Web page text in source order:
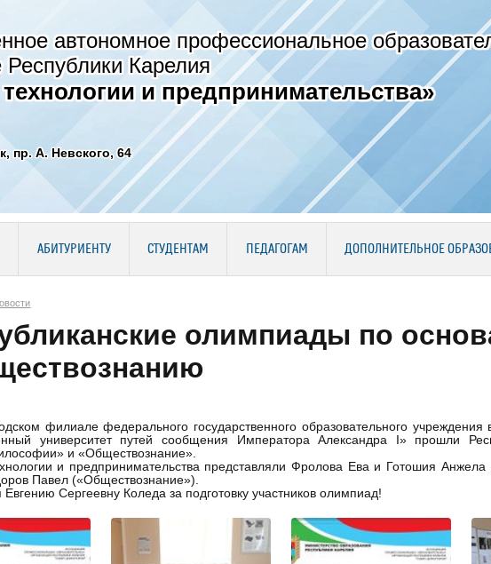
автономное профессиональное
Карелия
и предпринимательства»
пр. А. Невского, 64
АБИТУРИЕНТУ СТУДЕНТАМ ПЕДАГОГАМ ДОПОЛНИТЕЛЬНОЕ
олимпиады по
филиале федерального государственного образовательного учреждения
университет путей сообщения Императора Александра I» прошли
и «Обществознание».
и предпринимательства представляли Фролова Ева и Готошия
Павел («Обществознание»).
Сергеевну Коледа за подготовку участников олимпиад!